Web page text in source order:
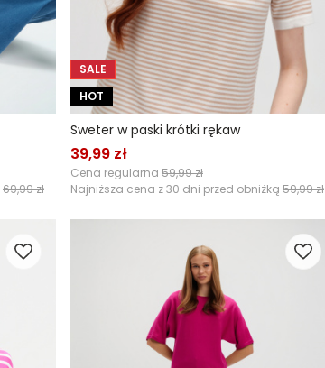
69,99 zł
SALE
HOT
Sweter w paski krótki rękaw
39,99 zł
Cena regularna 59,99 zł
Najniższa cena z 30 dni przed obniżką 59,99 zł